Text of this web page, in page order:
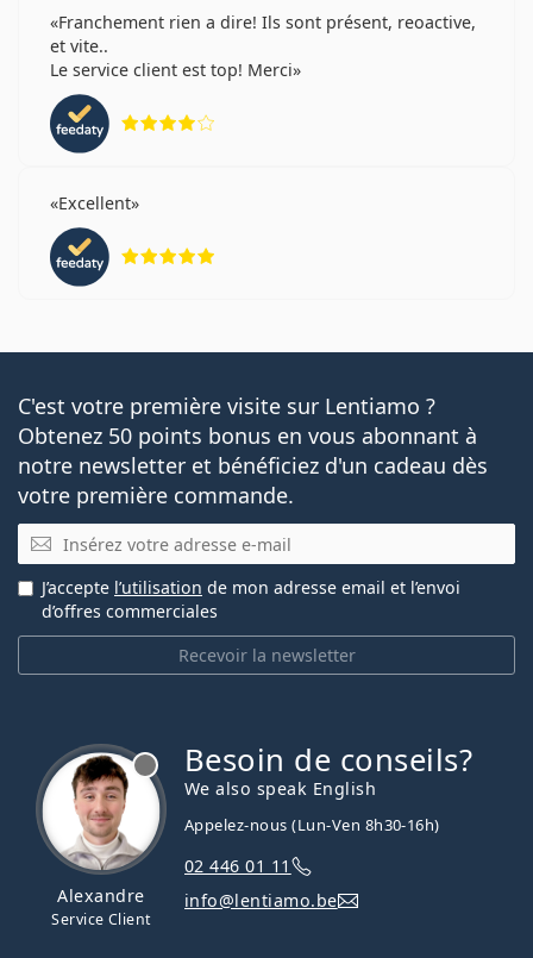
Franchement rien a dire! Ils sont présent, reoactive,
et vite..
Le service client est top! Merci
Excellent
C'est votre première visite sur Lentiamo ?
Obtenez 50 points bonus en vous abonnant à
notre newsletter et bénéficiez d'un cadeau dès
votre première commande.
E-mail
Recevoir la newsletter
J’accepte l’utilisation de mon adresse email et l’envoi
d’offres commerciales
Alexandre
Service Client
Besoin de conseils?
We also speak English
Appelez-nous (Lun-Ven 8h30-16h)
02 446 01 11
info@lentiamo.be